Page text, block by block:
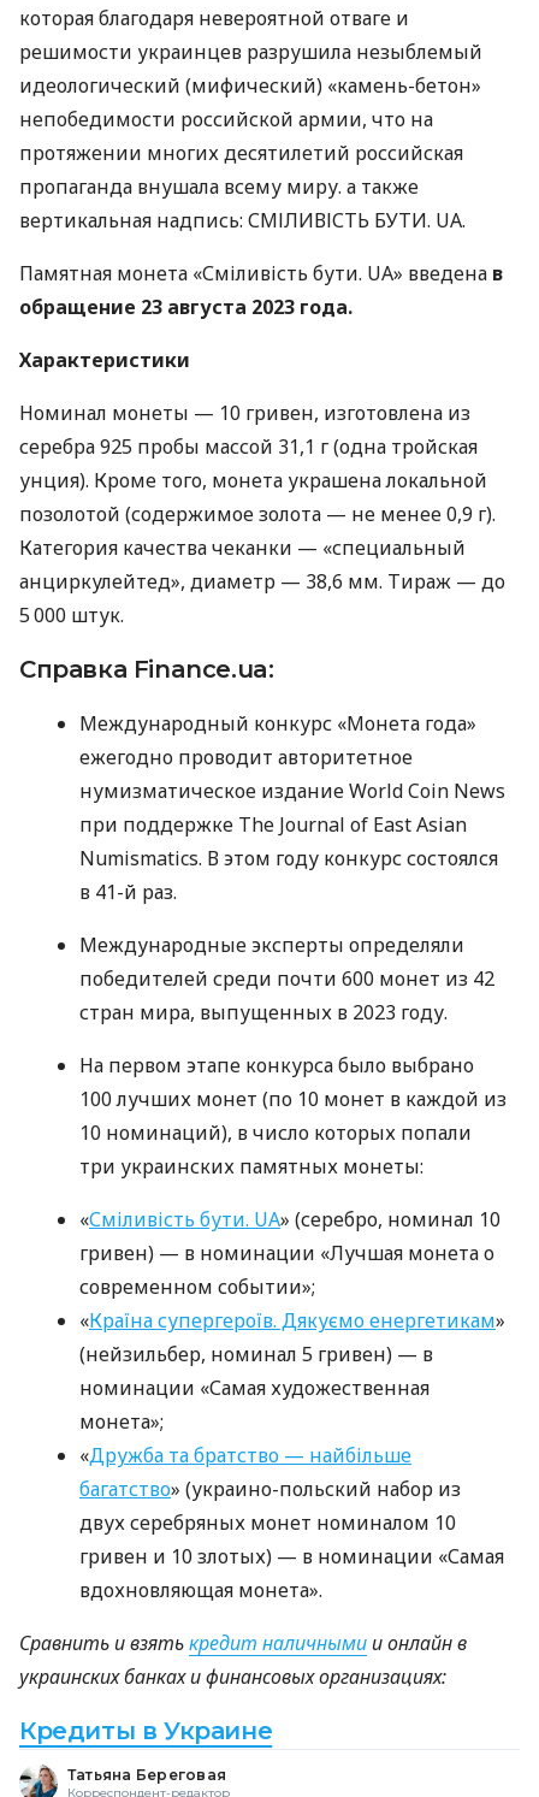
которая благодаря невероятной отваге и
решимости украинцев разрушила незыблемый
идеологический (мифический) «камень-бетон»
непобедимости российской армии, что на
протяжении многих десятилетий российская
пропаганда внушала всему миру. а также
вертикальная надпись: СМІЛИВІСТЬ БУТИ. UA.
Памятная монета «Сміливість бути. UA» введена в
обращение 23 августа 2023 года.
Характеристики
Номинал монеты — 10 гривен, изготовлена из
серебра 925 пробы массой 31,1 г (одна тройская
унция). Кроме того, монета украшена локальной
позолотой (содержимое золота — не менее 0,9 г).
Категория качества чеканки — «специальный
анциркулейтед», диаметр — 38,6 мм. Тираж — до
5 000 штук.
Справка Finance.ua:
Международный конкурс «Монета года»
ежегодно проводит авторитетное
нумизматическое издание World Coin News
при поддержке The Journal of East Asian
Numismatics. В этом году конкурс состоялся
в 41-й раз.
Международные эксперты определяли
победителей среди почти 600 монет из 42
стран мира, выпущенных в 2023 году.
На первом этапе конкурса было выбрано
100 лучших монет (по 10 монет в каждой из
10 номинаций), в число которых попали
три украинских памятных монеты:
«Сміливість бути. UA» (серебро, номинал 10
гривен) — в номинации «Лучшая монета о
современном событии»;
«Країна супергероїв. Дякуємо енергетикам»
(нейзильбер, номинал 5 гривен) — в
номинации «Самая художественная
монета»;
«Дружба та братство — найбільше
багатство» (украино-польский набор из
двух серебряных монет номиналом 10
гривен и 10 злотых) — в номинации «Самая
вдохновляющая монета».
Сравнить и взятькредит наличнымии онлайн в
украинских банках и финансовых организациях:
Кредиты в Украине
Татьяна Береговая
Корреспондент-редактор